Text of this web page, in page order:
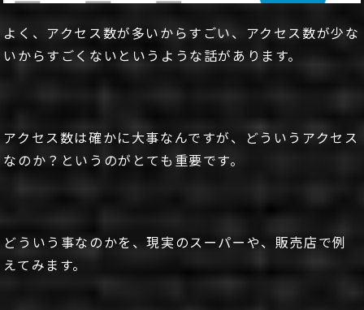
よく、アクセス数が多いからすごい、アクセス数が少な
いからすごくないというような話があります。
アクセス数は確かに大事なんですが、どういうアクセス
なのか？というのがとても重要です。
どういう事なのかを、現実のスーパーや、販売店で例
えてみます。